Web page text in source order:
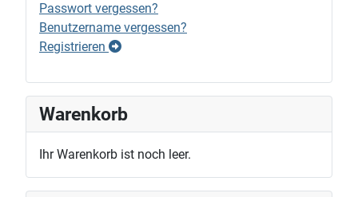
Passwort vergessen?
Benutzername vergessen?
Registrieren
Warenkorb
Ihr Warenkorb ist noch leer.